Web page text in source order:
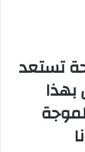
تستعد